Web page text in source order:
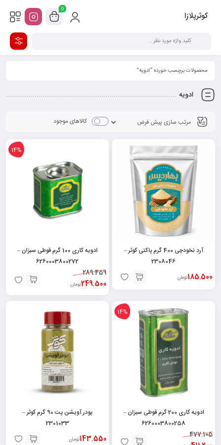
کوثرپلازا
0
محصولات برچسب خورده “ادویه”
ادویه
کالاهای موجود
آرد نخودچی 400 گرم پاکتی کوثر –
2308046
185.500تومان
14%
ادویه کاری 100 گرم قوطی سبزان –
6260003800272
289.459
249.500تومان
14%
ادویه کاری 200 گرم قوطی سبزان –
6260003800258
477.105
پودر آویشن پت 90 گرم کوثر –
2301033
143.550تومان